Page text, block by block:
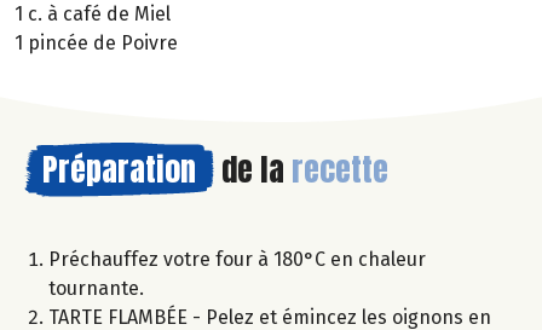
1 c. à café de Miel
1 pincée de Poivre
Préparation de la recette
Préchauffez votre four à 180°C en chaleur
tournante.
TARTE FLAMBÉE - Pelez et émincez les oignons en